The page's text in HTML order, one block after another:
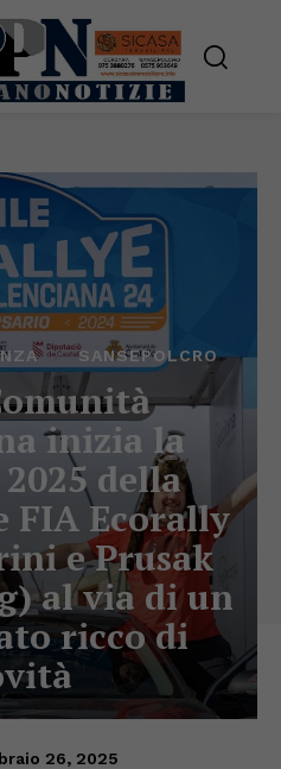
SANSEPOLCRO
inizia la
della
FIA Ecorally
e Prusak
al via di un
ricco di
26, 2025